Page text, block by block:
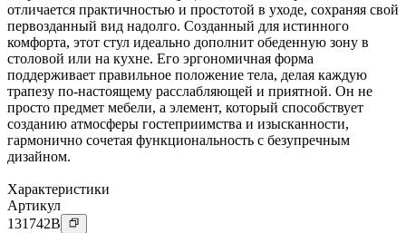
отличается практичностью и простотой в уходе, сохраняя свой
первозданный вид надолго. Созданный для истинного
комфорта, этот стул идеально дополнит обеденную зону в
столовой или на кухне. Его эргономичная форма
поддерживает правильное положение тела, делая каждую
трапезу по-настоящему расслабляющей и приятной. Он не
просто предмет мебели, а элемент, который способствует
созданию атмосферы гостеприимства и изысканности,
гармонично сочетая функциональность с безупречным
дизайном.
Характеристики
Артикул
131742B